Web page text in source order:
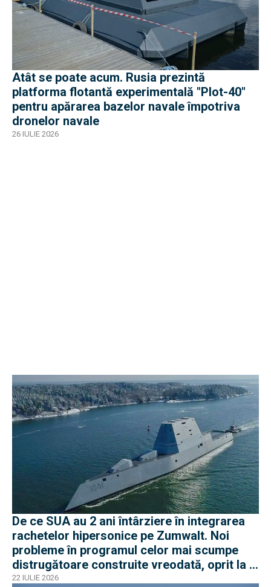
Atât se poate acum. Rusia prezintă
platforma flotantă experimentală "Plot-40"
pentru apărarea bazelor navale împotriva
dronelor navale
26 IULIE 2026
De ce SUA au 2 ani întârziere în integrarea
rachetelor hipersonice pe Zumwalt. Noi
probleme în programul celor mai scumpe
distrugătoare construite vreodată, oprit la 3
nave
22 IULIE 2026